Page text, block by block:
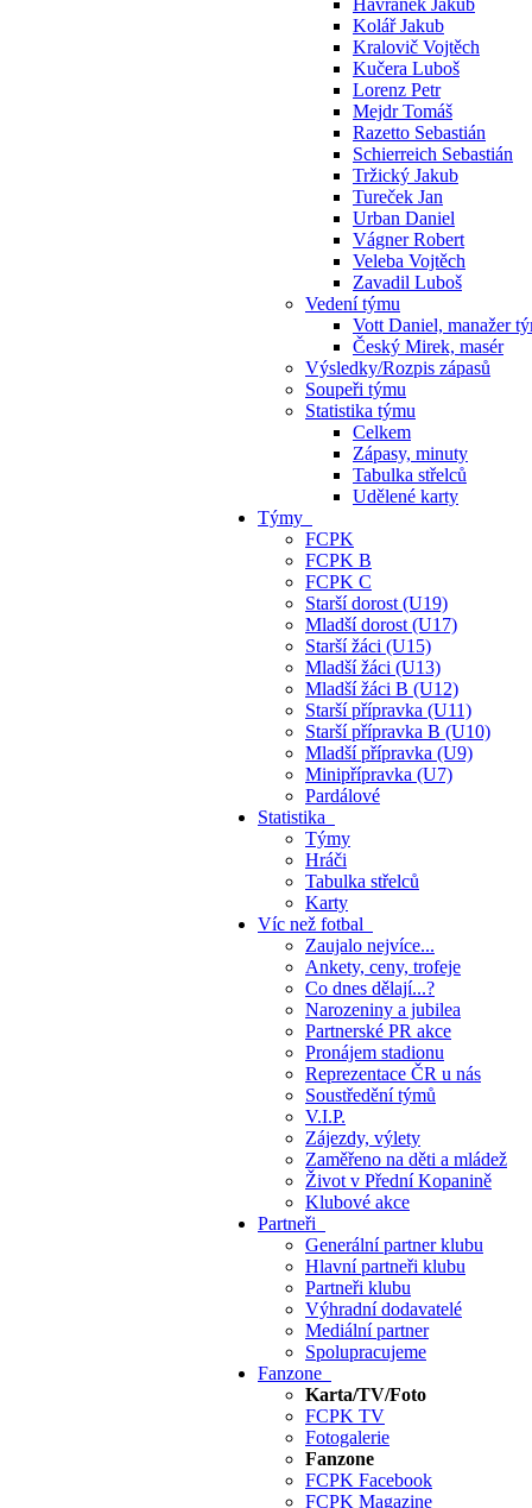
Havránek Jakub
Kolář Jakub
Kralovič Vojtěch
Kučera Luboš
Lorenz Petr
Mejdr Tomáš
Razetto Sebastián
Schierreich Sebastián
Tržický Jakub
Tureček Jan
Urban Daniel
Vágner Robert
Veleba Vojtěch
Zavadil Luboš
Vedení týmu
Vott Daniel, manažer
Český Mirek, masér
Výsledky/Rozpis zápasů
Soupeři týmu
Statistika týmu
Celkem
Zápasy, minuty
Tabulka střelců
Udělené karty
Týmy
FCPK
FCPK B
FCPK C
Starší dorost (U19)
Mladší dorost (U17)
Starší žáci (U15)
Mladší žáci (U13)
Mladší žáci B (U12)
Starší přípravka (U11)
Starší přípravka B (U10)
Mladší přípravka (U9)
Minipřípravka (U7)
Pardálové
Statistika
Týmy
Hráči
Tabulka střelců
Karty
Víc než fotbal
Zaujalo nejvíce...
Ankety, ceny, trofeje
Co dnes dělají...?
Narozeniny a jubilea
Partnerské PR akce
Pronájem stadionu
Reprezentace ČR u nás
Soustředění týmů
V.I.P.
Zájezdy, výlety
Zaměřeno na děti a mládež
Život v Přední Kopanině
Klubové akce
Partneři
Generální partner klubu
Hlavní partneři klubu
Partneři klubu
Výhradní dodavatelé
Mediální partner
Spolupracujeme
Fanzone
Karta/TV/Foto
FCPK TV
Fotogalerie
Fanzone
FCPK Facebook
FCPK Magazine